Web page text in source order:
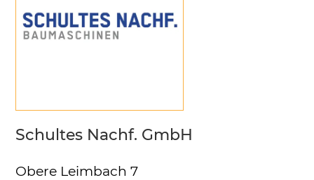
Schultes Nachf. GmbH
Obere Leimbach 7